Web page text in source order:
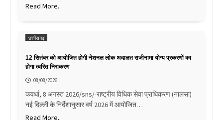
Read More..
छत्तीसगढ़
12 सितंबर को आयोजित होगी नेशनल लोक अदालत राजीनामा योग्य प्रकरणों का
होगा त्वरित निराकरण
08/08/2026
कवर्धा, 8 अगस्त 2026/sns/-राष्ट्रीय विधिक सेवा प्राधिकरण (नालसा)
नई दिल्ली के निर्देशानुसार वर्ष 2026 में आयोजित…
Read More..